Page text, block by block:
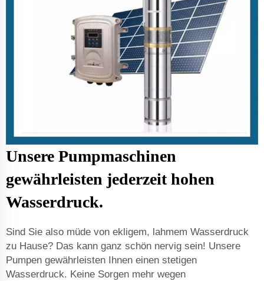
Unsere Pumpmaschinen
gewährleisten jederzeit hohen
Wasserdruck.
Sind Sie also müde von ekligem, lahmem Wasserdruck
zu Hause? Das kann ganz schön nervig sein! Unsere
Pumpen gewährleisten Ihnen einen stetigen
Wasserdruck. Keine Sorgen mehr wegen